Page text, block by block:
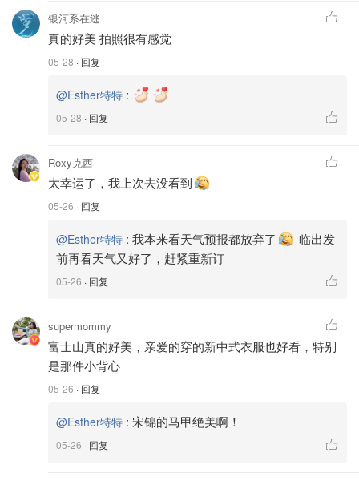
银河系在逃
真的好美 拍照很有感觉
05-28 · 回复
@Esther特特 :
05-28 · 回复
Roxy克西
太幸运了，我上次去没看到
05-26 · 回复
@Esther特特 : 我本来看天气预报都放弃了
临出发
前再看天气又好了，赶紧重新订
05-26 · 回复
supermommy
富士山真的好美，亲爱的穿的新中式衣服也好看，特别
是那件小背心
05-26 · 回复
@Esther特特 : 宋锦的马甲绝美啊！
05-26 · 回复